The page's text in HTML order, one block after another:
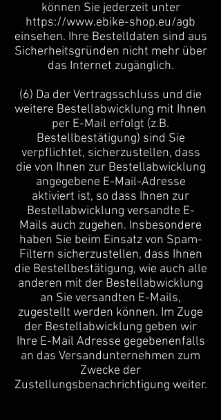
können Sie jederzeit unter
https://www.ebike-shop.eu/agb
einsehen. Ihre Bestelldaten sind aus
Sicherheitsgründen nicht mehr über
das Internet zugänglich.
(6) Da der Vertragsschluss und die
weitere Bestellabwicklung mit Ihnen
per E-Mail erfolgt (z.B.
Bestellbestätigung) sind Sie
verpflichtet, sicherzustellen, dass
die von Ihnen zur Bestellabwicklung
angegebene E-Mail-Adresse
aktiviert ist, so dass Ihnen zur
Bestellabwicklung versandte E-
Mails auch zugehen. Insbesondere
haben Sie beim Einsatz von Spam-
Filtern sicherzustellen, dass Ihnen
die Bestellbestätigung, wie auch alle
anderen mit der Bestellabwicklung
an Sie versandten E-Mails,
zugestellt werden können. Im Zuge
der Bestellabwicklung geben wir
Ihre E-Mail Adresse gegebenenfalls
an das Versandunternehmen zum
Zwecke der
Zustellungsbenachrichtigung weiter.